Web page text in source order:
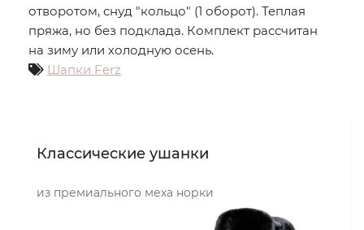
отворотом, снуд "кольцо" (1 оборот). Теплая
пряжа, но без подклада. Комплект рассчитан
на зиму или холодную осень.
Шапки Ferz
Классические ушанки
из премиального меха норки